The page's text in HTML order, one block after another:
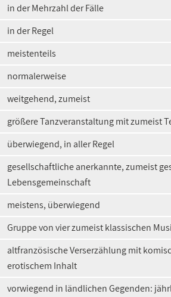
in der Mehrzahl der Fälle
in der Regel
meistenteils
normalerweise
weitgehend, zumeist
größere Tanzveranstaltung mit zumeist
überwiegend, in aller Regel
gesellschaftliche anerkannte, zumeist
Lebensgemeinschaft
meistens, überwiegend
Gruppe von vier zumeist klassischen
altfranzösische Verserzählung mit
erotischem Inhalt
vorwiegend in ländlichen Gegenden: